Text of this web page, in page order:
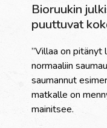
Bioruukin
puuttuvat
”Villaa on pitänyt
normaaliin
saumannut
matkalle on
mainitsee.